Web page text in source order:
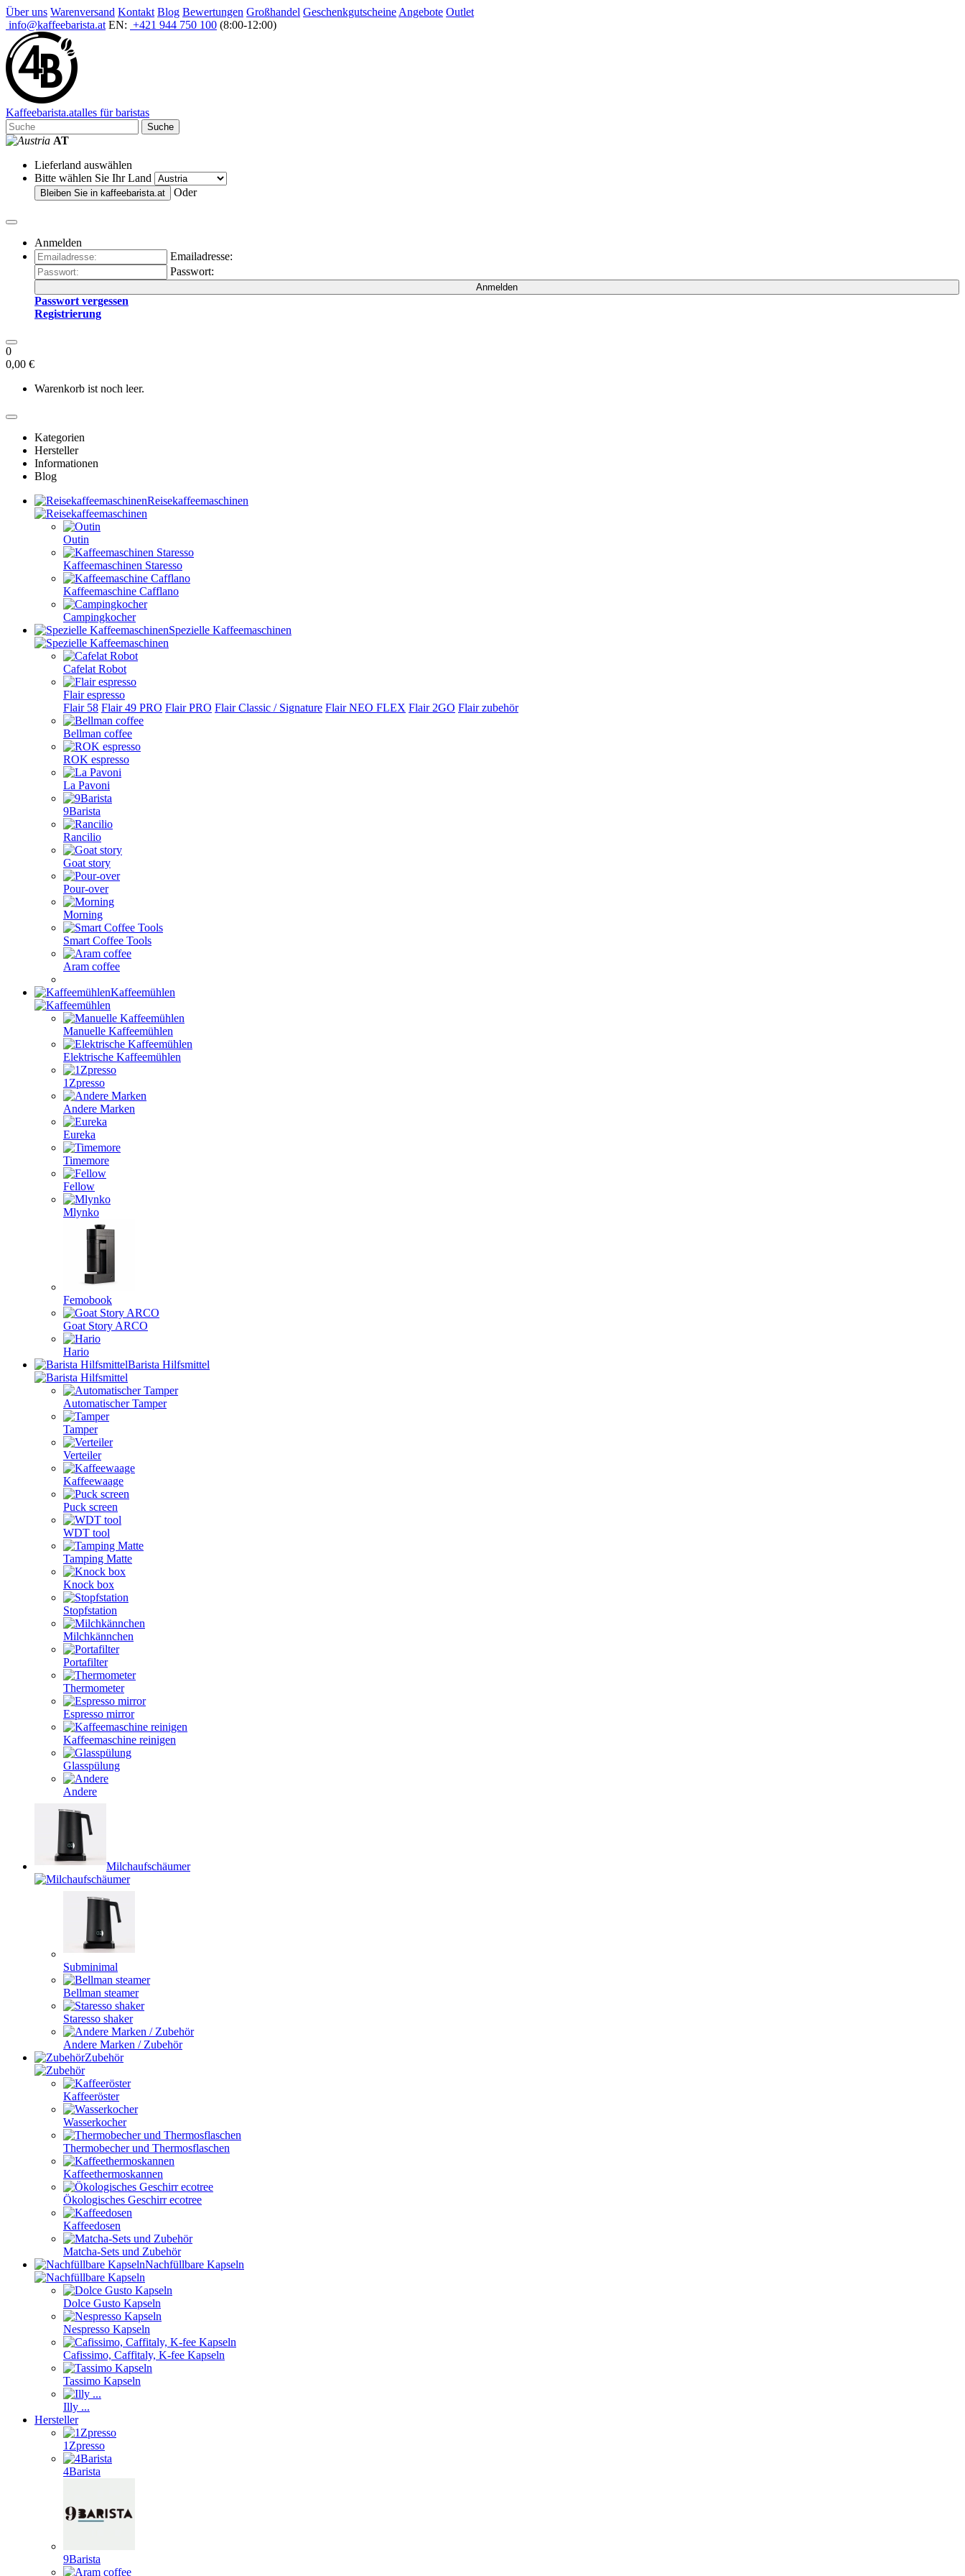
Über uns Warenversand Kontakt Blog Bewertungen Großhandel Geschenkgutscheine Angebote Outlet
info@kaffeebarista.at EN: +421 944 750 100 (8:00-12:00)
Kaffeebarista.atalles für baristas
Suche
AT
Lieferland auswählen
Bitte wählen Sie Ihr Land
Bleiben Sie in kaffeebarista.at Oder
Anmelden
Emailadresse:
Passwort:
Anmelden
Passwort vergessen
Registrierung
0
0,00 €
Warenkorb ist noch leer.
Kategorien
Hersteller
Informationen
Blog
Reisekaffeemaschinen
Outin
Kaffeemaschinen Staresso
Kaffeemaschine Cafflano
Campingkocher
Spezielle Kaffeemaschinen
Cafelat Robot
Flair espresso
Flair 58 Flair 49 PRO Flair PRO Flair Classic / Signature Flair NEO FLEX Flair 2GO Flair zubehör
Bellman coffee
ROK espresso
La Pavoni
9Barista
Rancilio
Goat story
Pour-over
Morning
Smart Coffee Tools
Aram coffee
Kaffeemühlen
Manuelle Kaffeemühlen
Elektrische Kaffeemühlen
1Zpresso
Andere Marken
Eureka
Timemore
Fellow
Mlynko
Femobook
Goat Story ARCO
Hario
Barista Hilfsmittel
Automatischer Tamper
Tamper
Verteiler
Kaffeewaage
Puck screen
WDT tool
Tamping Matte
Knock box
Stopfstation
Milchkännchen
Portafilter
Thermometer
Espresso mirror
Kaffeemaschine reinigen
Glasspülung
Andere
Milchaufschäumer
Subminimal
Bellman steamer
Staresso shaker
Andere Marken / Zubehör
Zubehör
Kaffeeröster
Wasserkocher
Thermobecher und Thermosflaschen
Kaffeethermoskannen
Ökologisches Geschirr ecotree
Kaffeedosen
Matcha-Sets und Zubehör
Nachfüllbare Kapseln
Dolce Gusto Kapseln
Nespresso Kapseln
Cafissimo, Caffitaly, K-fee Kapseln
Tassimo Kapseln
Illy ...
Hersteller
1Zpresso
4Barista
9Barista